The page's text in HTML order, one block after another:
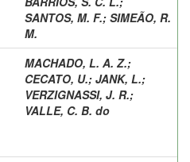
SANTOS, M. F.; SIMEÃO, R.
M.
MACHADO, L. A. Z.;
CECATO, U.; JANK, L.;
VERZIGNASSI, J. R.;
VALLE, C. B. do